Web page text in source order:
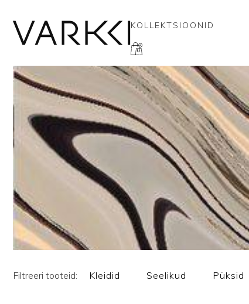
KOLLEKTSIOONID
Filtreeri tooteid: Kleidid Seelikud Püksid